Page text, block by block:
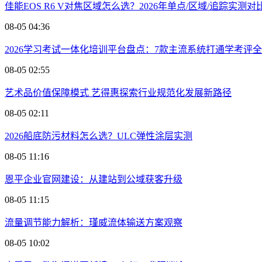
佳能EOS R6 V对焦区域怎么选？2026年单点/区域/追踪实测对
08-05 04:36
2026学习考试一体化培训平台盘点：7款主流系统打通学考评
08-05 02:55
艺术品价值保障模式 艺得惠探索行业规范化发展新路径
08-05 02:11
2026船底防污材料怎么选？ULC弹性涂层实测
08-05 11:16
恩平企业官网建设：从建站到公域获客升级
08-05 11:15
流量调节能力解析：瑾威流体输送方案观察
08-05 10:02